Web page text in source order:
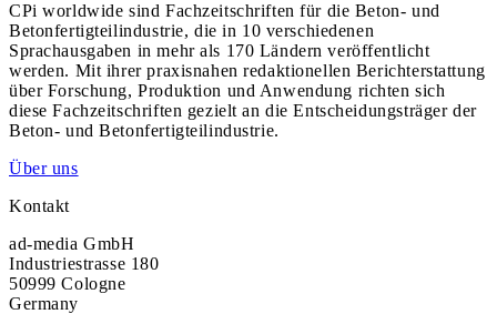
CPi worldwide sind Fachzeitschriften für die Beton- und
Betonfertigteilindustrie, die in 10 verschiedenen
Sprachausgaben in mehr als 170 Ländern veröffentlicht
werden. Mit ihrer praxisnahen redaktionellen Berichterstattung
über Forschung, Produktion und Anwendung richten sich
diese Fachzeitschriften gezielt an die Entscheidungsträger der
Beton- und Betonfertigteilindustrie.
Über uns
Kontakt
ad-media GmbH
Industriestrasse 180
50999 Cologne
Germany